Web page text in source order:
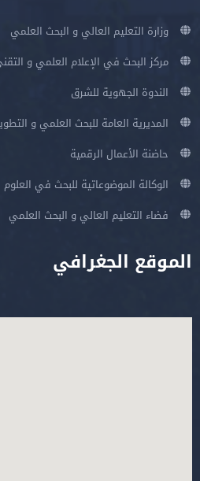
وزارة التعليم العالي و البحث العلمي
مركز البحث في الإعلام العلمي و
الندوة الجهوية للشرق
المديرية العامة للبحث العلمي و
حاضنة الأعمال الرقمية
الوكالة الموضوعاتية للبحث في العلوم
فضاء التعليم العالي و البحث العلمي
الموقع الجغرافي